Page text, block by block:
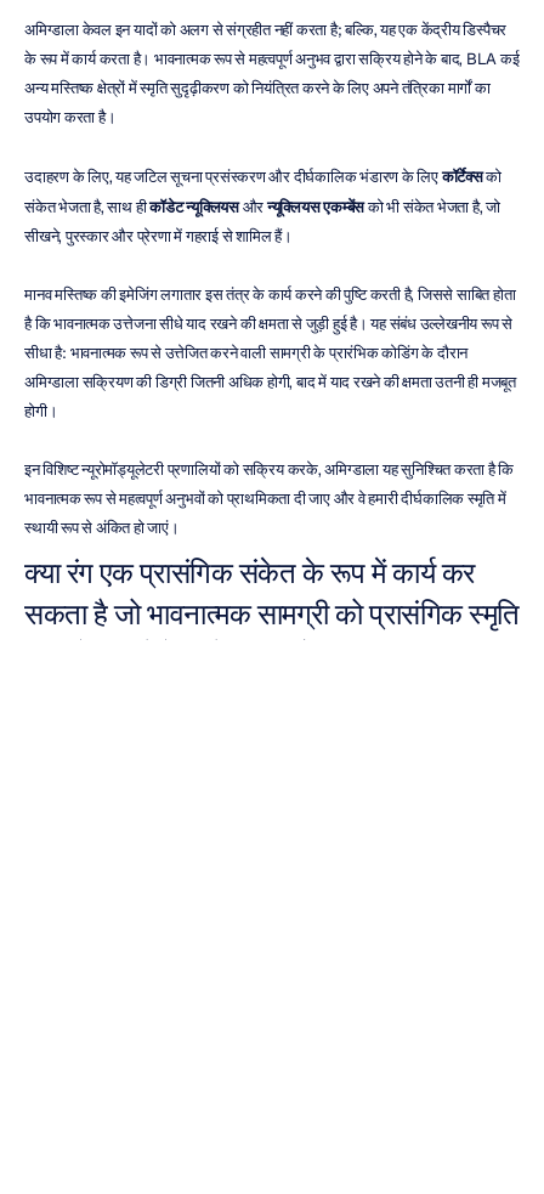
अमिग्डाला केवल इन यादों को अलग से संग्रहीत नहीं करता है; बल्कि, यह एक केंद्रीय डिस्पैचर
के रूप में कार्य करता है। भावनात्मक रूप से महत्वपूर्ण अनुभव द्वारा सक्रिय होने के बाद, BLA कई
अन्य मस्तिष्क क्षेत्रों में स्मृति सुदृढ़ीकरण को नियंत्रित करने के लिए अपने तंत्रिका मार्गों का
उपयोग करता है।
उदाहरण के लिए, यह जटिल सूचना प्रसंस्करण और दीर्घकालिक भंडारण के लिए कॉर्टेक्स को
संकेत भेजता है, साथ ही कॉडेट न्यूक्लियस और न्यूक्लियस एकम्बेंस को भी संकेत भेजता है, जो
सीखने, पुरस्कार और प्रेरणा में गहराई से शामिल हैं।
मानव मस्तिष्क की इमेजिंग लगातार इस तंत्र के कार्य करने की पुष्टि करती है, जिससे साबित होता
है कि भावनात्मक उत्तेजना सीधे याद रखने की क्षमता से जुड़ी हुई है। यह संबंध उल्लेखनीय रूप से
सीधा है: भावनात्मक रूप से उत्तेजित करने वाली सामग्री के प्रारंभिक कोडिंग के दौरान
अमिग्डाला सक्रियण की डिग्री जितनी अधिक होगी, बाद में याद रखने की क्षमता उतनी ही मजबूत
होगी।
इन विशिष्ट न्यूरोमॉड्यूलेटरी प्रणालियों को सक्रिय करके, अमिग्डाला यह सुनिश्चित करता है कि
भावनात्मक रूप से महत्वपूर्ण अनुभवों को प्राथमिकता दी जाए और वे हमारी दीर्घकालिक स्मृति में
स्थायी रूप से अंकित हो जाएं।
क्या रंग एक प्रासंगिक संकेत के रूप में कार्य कर
सकता है जो भावनात्मक सामग्री को प्रासंगिक स्मृति